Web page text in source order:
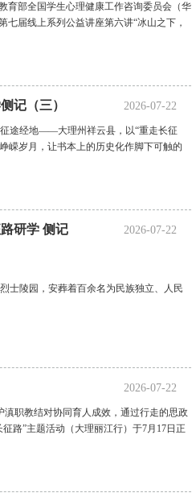
育部全国学生心理健康工作咨询委员会（华
七届线上系列公益讲座第六讲“冰山之下，
记（三） 2026-07-22
途经地——大理州祥云县，以“重走长征
嵘岁月，让书本上的历史化作脚下可触的
研学 侧记 2026-07-22
士陵园，安葬着百余名为民族独立、人民
2026-07-22
职教结对协同育人成效，通过行走的思政
路”主题活动（大理丽江行）于7月17日正